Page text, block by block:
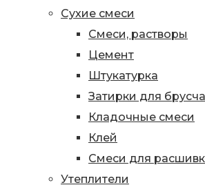
Сухие смеси
Смеси, растворы
Цемент
Штукатурка
Затирки для
Кладочные смеси
Клей
Смеси для
Утеплители